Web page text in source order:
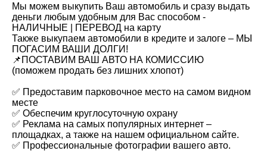
Мы можем выкупить Ваш автомобиль и сразу выдать
деньги любым удобным для Вас способом -
НАЛИЧНЫЕ | ПЕРЕВОД на карту
Также выкупаем автомобили в кредите и залоге – МЫ
ПОГАСИМ ВАШИ ДОЛГИ!
📌ПОСТАВИМ ВАШ АВТО НА КОМИССИЮ
(поможем продать без лишних хлопот)
✅ Предоставим парковочное место на самом видном
месте
✅ Обеспечим круглосуточную охрану
✅ Реклама на самых популярных интернет –
площадках, а также на нашем официальном сайте.
✅ Профессиональные фотографии вашего авто.